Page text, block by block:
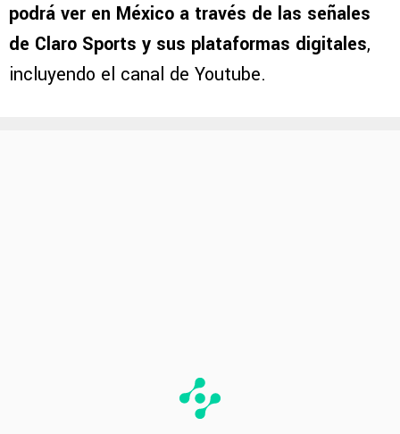
podrá ver en México a través de las señales
de Claro Sports y sus plataformas digitales,
incluyendo el canal de Youtube.